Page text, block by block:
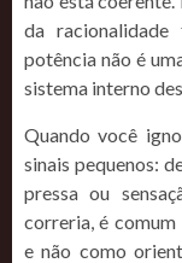
da racionalidade
potência não é
sistema interno
Quando você
sinais pequenos:
pressa ou
correria, é comum
e não como